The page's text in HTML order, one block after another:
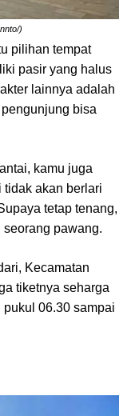
)
pilihan tempat
pasir yang halus
lainnya adalah
bisa
kamu juga
tidak akan berlari
tetap tenang,
pawang.
Kecamatan
tiketnya seharga
06.30 sampai